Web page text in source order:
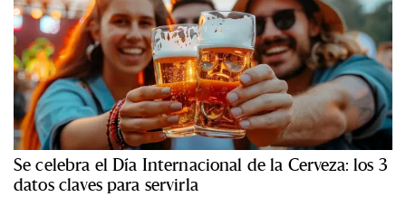
Se celebra el Día Internacional de la Cerveza: los 3
datos claves para servirla